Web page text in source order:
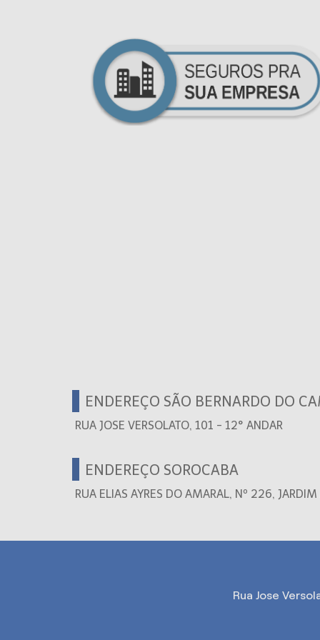
ENDEREÇO SÃO BERNARDO DO
RUA JOSE VERSOLATO, 101 - 12° ANDAR
ENDEREÇO SOROCABA
RUA ELIAS AYRES DO AMARAL, Nº 226,
Rua Jose